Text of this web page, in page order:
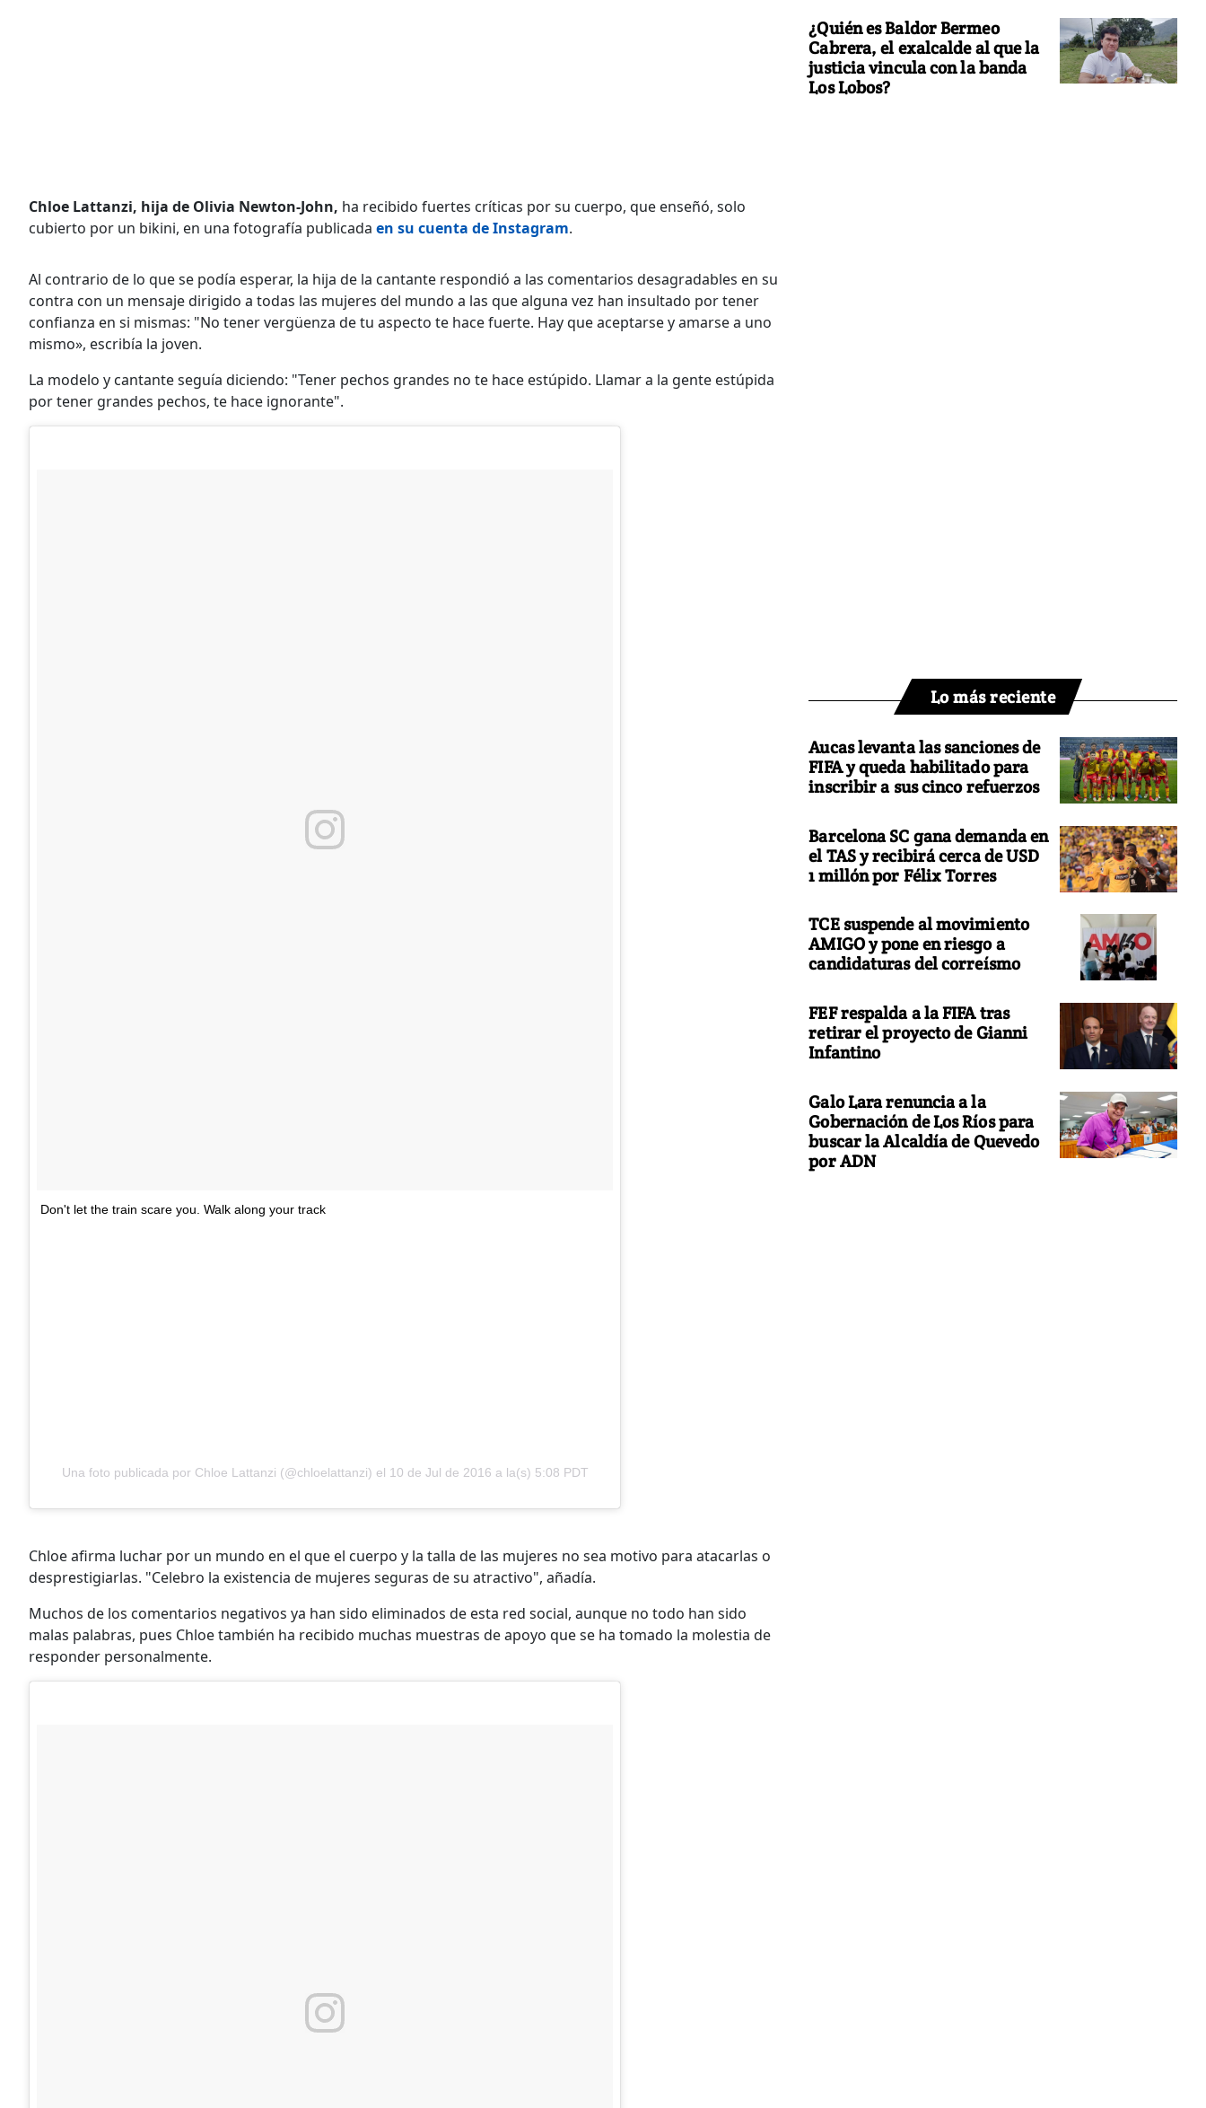
Chloe Lattanzi, hija de Olivia Newton-John, ha recibido fuertes críticas por su cuerpo, que enseñó, solo
cubierto por un bikini, en una fotografía publicada en su cuenta de Instagram.
Al contrario de lo que se podía esperar, la hija de la cantante respondió a las comentarios desagradables en su
contra con un mensaje dirigido a todas las mujeres del mundo a las que alguna vez han insultado por tener
confianza en si mismas: "No tener vergüenza de tu aspecto te hace fuerte. Hay que aceptarse y amarse a uno
mismo», escribía la joven.
La modelo y cantante seguía diciendo: "Tener pechos grandes no te hace estúpido. Llamar a la gente estúpida
por tener grandes pechos, te hace ignorante".
Don't let the train scare you. Walk along your track
Una foto publicada por Chloe Lattanzi (@chloelattanzi) el 10 de Jul de 2016 a la(s) 5:08 PDT
Chloe afirma luchar por un mundo en el que el cuerpo y la talla de las mujeres no sea motivo para atacarlas o
desprestigiarlas. "Celebro la existencia de mujeres seguras de su atractivo", añadía.
Muchos de los comentarios negativos ya han sido eliminados de esta red social, aunque no todo han sido
malas palabras, pues Chloe también ha recibido muchas muestras de apoyo que se ha tomado la molestia de
responder personalmente.
¿Quién es Baldor Bermeo
Cabrera, el exalcalde al que la
justicia vincula con la banda
Los Lobos?
Lo más reciente
Aucas levanta las sanciones de
FIFA y queda habilitado para
inscribir a sus cinco refuerzos
Barcelona SC gana demanda en
el TAS y recibirá cerca de USD
1 millón por Félix Torres
TCE suspende al movimiento
AMIGO y pone en riesgo a
candidaturas del correísmo
FEF respalda a la FIFA tras
retirar el proyecto de Gianni
Infantino
Galo Lara renuncia a la
Gobernación de Los Ríos para
buscar la Alcaldía de Quevedo
por ADN